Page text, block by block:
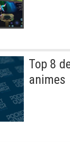
Top 8
animes